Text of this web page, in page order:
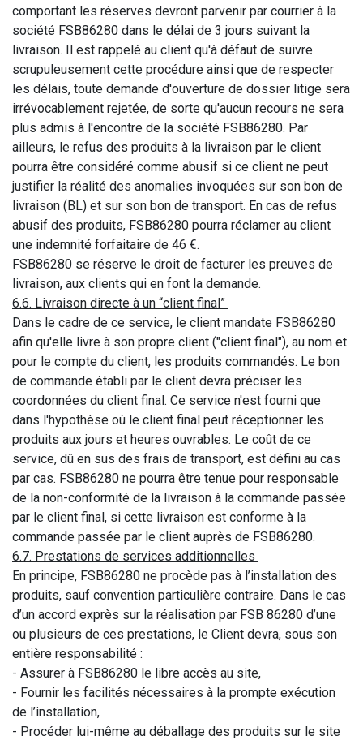
comportant les réserves devront parvenir par courrier à la
société FSB86280 dans le délai de 3 jours suivant la
livraison. Il est rappelé au client qu'à défaut de suivre
scrupuleusement cette procédure ainsi que de respecter
les délais, toute demande d'ouverture de dossier litige sera
irrévocablement rejetée, de sorte qu'aucun recours ne sera
plus admis à l'encontre de la société FSB86280. Par
ailleurs, le refus des produits à la livraison par le client
pourra être considéré comme abusif si ce client ne peut
justifier la réalité des anomalies invoquées sur son bon de
livraison (BL) et sur son bon de transport. En cas de refus
abusif des produits, FSB86280 pourra réclamer au client
une indemnité forfaitaire de 46 €.
FSB86280 se réserve le droit de facturer les preuves de
livraison, aux clients qui en font la demande.
6.6. Livraison directe à un “client final”
Dans le cadre de ce service, le client mandate FSB86280
afin qu'elle livre à son propre client ("client final"), au nom et
pour le compte du client, les produits commandés. Le bon
de commande établi par le client devra préciser les
coordonnées du client final. Ce service n'est fourni que
dans l'hypothèse où le client final peut réceptionner les
produits aux jours et heures ouvrables. Le coût de ce
service, dû en sus des frais de transport, est défini au cas
par cas. FSB86280 ne pourra être tenue pour responsable
de la non-conformité de la livraison à la commande passée
par le client final, si cette livraison est conforme à la
commande passée par le client auprès de FSB86280.
6.7. Prestations de services additionnelles
En principe, FSB86280 ne procède pas à l’installation des
produits, sauf convention particulière contraire. Dans le cas
d’un accord exprès sur la réalisation par FSB 86280 d’une
ou plusieurs de ces prestations, le Client devra, sous son
entière responsabilité :
- Assurer à FSB86280 le libre accès au site,
- Fournir les facilités nécessaires à la prompte exécution
de l’installation,
- Procéder lui-même au déballage des produits sur le site